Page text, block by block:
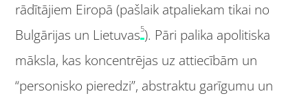
rādītājiem Eiropā (pašlaik atpaliekam tikai no
Bulgārijas un Lietuvas5). Pāri palika apolitiska
māksla, kas koncentrējas uz attiecībām un
“personisko pieredzi”, abstraktu garīgumu un